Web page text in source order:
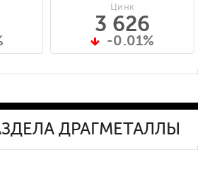
Цинк
3 626
-0.01%
ДРАГМЕТАЛЛЫ